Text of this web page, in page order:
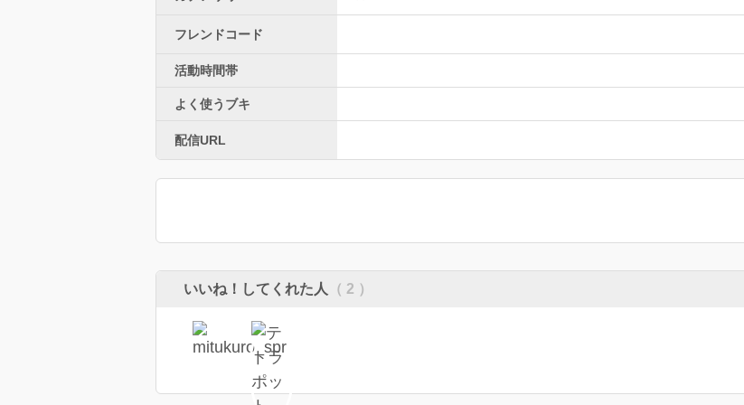
フレンドコード
活動時間帯
よく使うブキ
配信URL
いいね！してくれた人 （ 2 ）